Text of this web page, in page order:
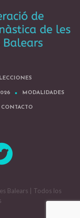
MODALIDADES
CONTACTO
Balears | Todos los